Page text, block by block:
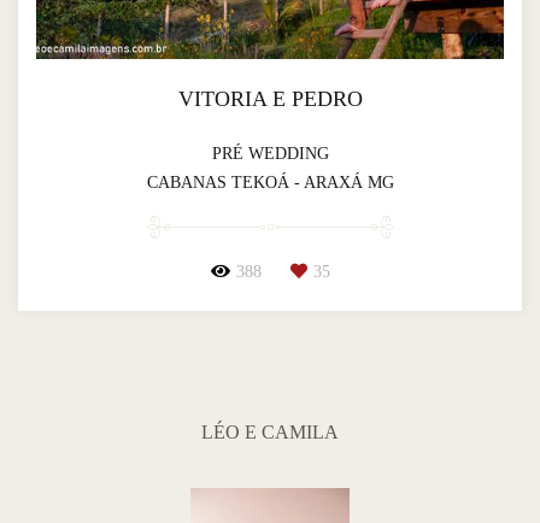
VITORIA E PEDRO
PRÉ WEDDING
CABANAS TEKOÁ - ARAXÁ MG
388 35
LÉO E CAMILA